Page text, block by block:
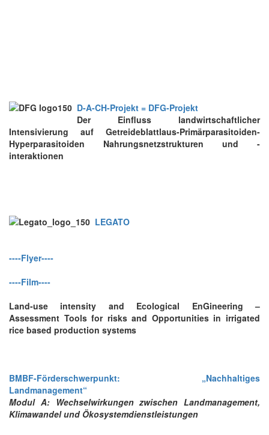
D-A-CH-Projekt = DFG-Projekt
Der Einfluss landwirtschaftlicher
Intensivierung auf Getreideblattlaus-Primärparasitoiden-
Hyperparasitoiden Nahrungsnetzstrukturen und -
interaktionen
LEGATO
----Flyer----
----Film----
Land-use intensity and Ecological EnGineering –
Assessment Tools for risks and Opportunities in irrigated
rice based production systems
BMBF-Förderschwerpunkt: „Nachhaltiges
Landmanagement“
Modul A: Wechselwirkungen zwischen Landmanagement,
Klimawandel und Ökosystemdienstleistungen